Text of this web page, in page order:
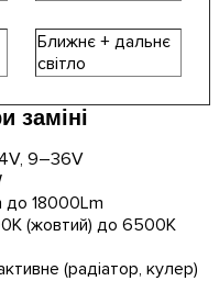
Ближнє + дальнє
світло
заміні
9–36V
до 18000Lm
(жовтий) до 6500K
(радіатор, кулер)